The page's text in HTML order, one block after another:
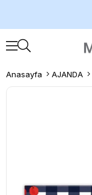
Anasayfa AJANDA